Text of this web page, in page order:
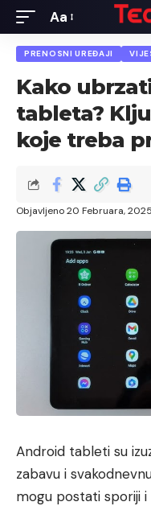
Font
Resizer
Aa
PRENOSNI UREĐAJI
Kako
tableta?
koje treba
Objavljeno 20 Februara,
Android tableti su
zabavu i
mogu postati sporiji